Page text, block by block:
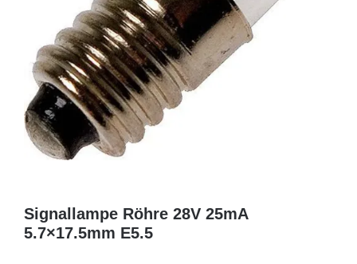
Signallampe Röhre 28V 25mA
5.7×17.5mm E5.5